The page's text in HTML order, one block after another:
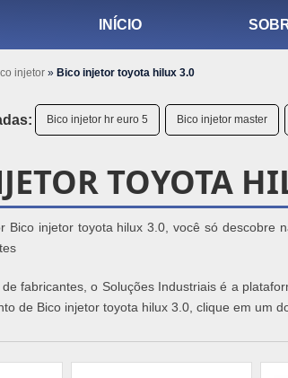
INÍCIO
injetor » Bico injetor toyota hilux 3.0
Bico injetor hr euro 5 Bico injetor master
TOYOTA
Bico injetor toyota hilux 3.0, você só descobre
fabricantes, o Soluções Industriais é a
de Bico injetor toyota hilux 3.0, clique em um